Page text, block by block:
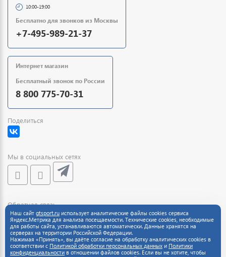
10:00-19:00
Бесплатно для звонков из Москвы
+7-495-989-21-37
Интернет магазин
Бесплатный звонок по России
8 800 775-70-31
Поделиться
Мы в социальных сетях
Обратная связь
Наш сайт gtsport.ru использует аналитические файлы cookies сервиса
Яндекс.Метрика для анализа посещаемости. Технические cookies, необходимые
для работы сайта, устанавливаются автоматически. Данные хранятся на
серверах на территории Российской Федерации.
Нажимая «Принять», вы даёте согласие на обработку аналитических cookies в
соответствии с Политикой обработки персональных данных и Политики
конфиденциальности в отношении файлов cookies. Если вы не хотите, чтобы